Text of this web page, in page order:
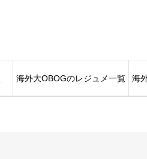
海外大OBOGのレジュメ一覧 海